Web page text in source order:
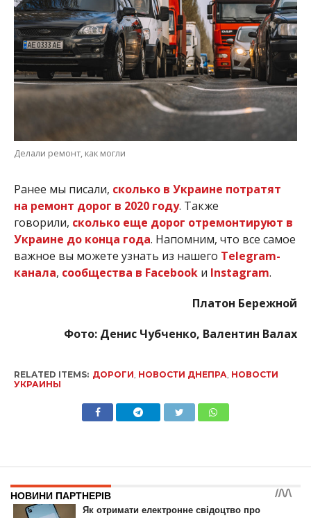
Делали ремонт, как могли
Ранее мы писали, сколько в Украине потратят
на ремонт дорог в 2020 году. Также
говорили, сколько еще дорог отремонтируют в
Украине до конца года. Напомним, что все самое
важное вы можете узнать из нашего Telegram-
канала, сообщества в Facebookи Instagram.
Платон Бережной
Фото: Денис Чубченко, Валентин Валах
RELATED ITEMS: ДОРОГИ НОВОСТИ ДНЕПРА НОВОСТИ
УКРАИНЫ
НОВИНИ